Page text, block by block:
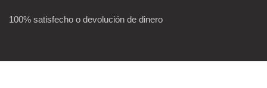
100% satisfecho o devolución de dinero